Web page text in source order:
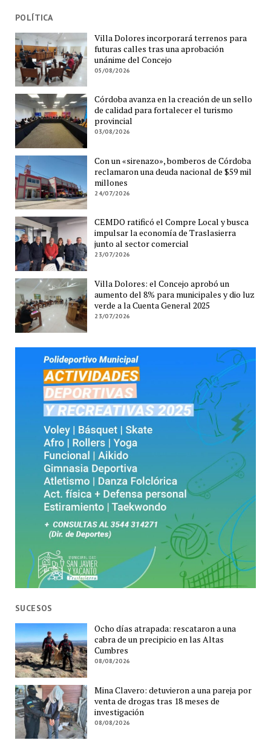
POLÍTICA
Villa Dolores incorporará terrenos para
futuras calles tras una aprobación
unánime del Concejo
05/08/2026
Córdoba avanza en la creación de un sello
de calidad para fortalecer el turismo
provincial
03/08/2026
Con un «sirenazo», bomberos de Córdoba
reclamaron una deuda nacional de $59 mil
millones
24/07/2026
CEMDO ratificó el Compre Local y busca
impulsar la economía de Traslasierra
junto al sector comercial
23/07/2026
Villa Dolores: el Concejo aprobó un
aumento del 8% para municipales y dio luz
verde a la Cuenta General 2025
23/07/2026
SUCESOS
Ocho días atrapada: rescataron a una
cabra de un precipicio en las Altas
Cumbres
08/08/2026
Mina Clavero: detuvieron a una pareja por
venta de drogas tras 18 meses de
investigación
08/08/2026